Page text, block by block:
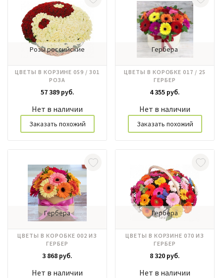
Розы российские
ЦВЕТЫ В КОРЗИНЕ 059 / 301
РОЗА
57 389 руб.
Нет в наличии
Заказать похожий
Гербера
ЦВЕТЫ В КОРОБКЕ 017 / 25
ГЕРБЕР
4 355 руб.
Нет в наличии
Заказать похожий
Гербера
ЦВЕТЫ В КОРОБКЕ 002 ИЗ
ГЕРБЕР
3 868 руб.
Нет в наличии
Гербера
ЦВЕТЫ В КОРЗИНЕ 070 ИЗ
ГЕРБЕР
8 320 руб.
Нет в наличии